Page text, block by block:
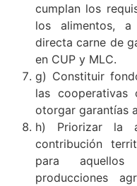
cumplan los
los alimentos,
directa carne de
en CUP y MLC.
g) Constituir
las cooperativas
otorgar garantías
h) Priorizar la
contribución
para aquellos
producciones